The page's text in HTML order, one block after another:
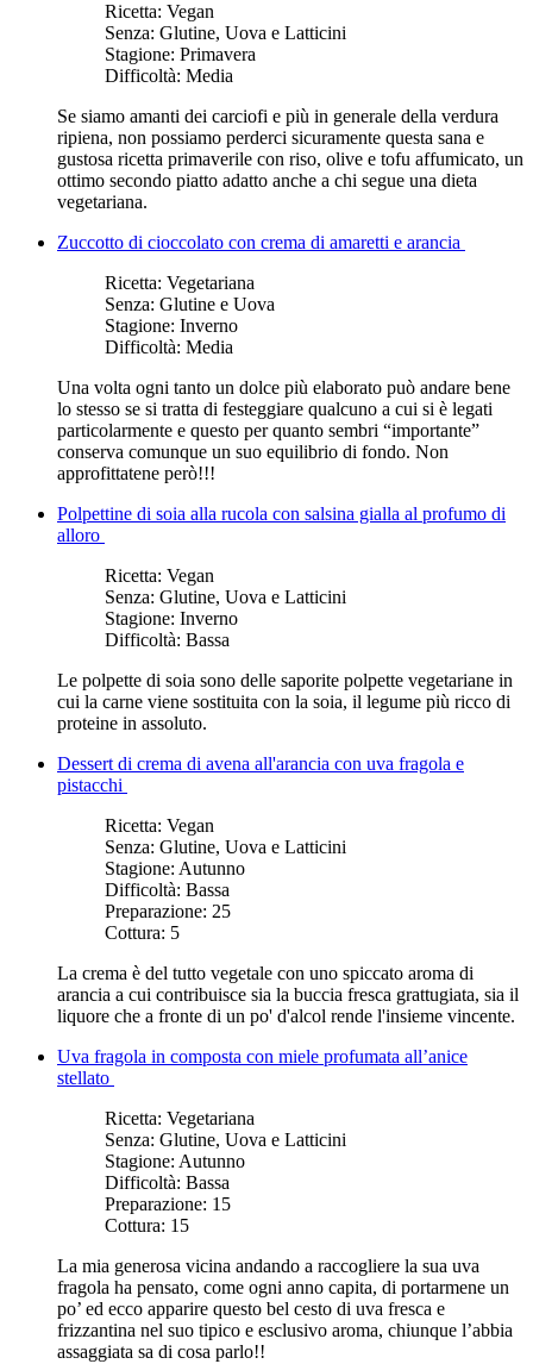
Ricetta: Vegan
Senza: Glutine, Uova e Latticini
Stagione: Primavera
Difficoltà: Media
Se siamo amanti dei carciofi e più in generale della verdura
ripiena, non possiamo perderci sicuramente questa sana e
gustosa ricetta primaverile con riso, olive e tofu affumicato, un
ottimo secondo piatto adatto anche a chi segue una dieta
vegetariana.
Zuccotto di cioccolato con crema di amaretti e arancia
Ricetta: Vegetariana
Senza: Glutine e Uova
Stagione: Inverno
Difficoltà: Media
Una volta ogni tanto un dolce più elaborato può andare bene
lo stesso se si tratta di festeggiare qualcuno a cui si è legati
particolarmente e questo per quanto sembri “importante”
conserva comunque un suo equilibrio di fondo. Non
approfittatene però!!!
Polpettine di soia alla rucola con salsina gialla al profumo di
alloro
Ricetta: Vegan
Senza: Glutine, Uova e Latticini
Stagione: Inverno
Difficoltà: Bassa
Le polpette di soia sono delle saporite polpette vegetariane in
cui la carne viene sostituita con la soia, il legume più ricco di
proteine in assoluto.
Dessert di crema di avena all'arancia con uva fragola e
pistacchi
Ricetta: Vegan
Senza: Glutine, Uova e Latticini
Stagione: Autunno
Difficoltà: Bassa
Preparazione: 25
Cottura: 5
La crema è del tutto vegetale con uno spiccato aroma di
arancia a cui contribuisce sia la buccia fresca grattugiata, sia il
liquore che a fronte di un po' d'alcol rende l'insieme vincente.
Uva fragola in composta con miele profumata all’anice
stellato
Ricetta: Vegetariana
Senza: Glutine, Uova e Latticini
Stagione: Autunno
Difficoltà: Bassa
Preparazione: 15
Cottura: 15
La mia generosa vicina andando a raccogliere la sua uva
fragola ha pensato, come ogni anno capita, di portarmene un
po’ ed ecco apparire questo bel cesto di uva fresca e
frizzantina nel suo tipico e esclusivo aroma, chiunque l’abbia
assaggiata sa di cosa parlo!!